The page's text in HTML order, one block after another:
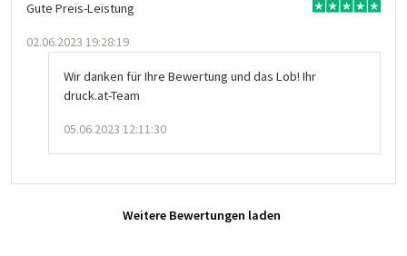
Gute Preis-Leistung
02.06.2023 19:28:19
Wir danken für Ihre Bewertung und das Lob! Ihr
druck.at-Team
05.06.2023 12:11:30
Weitere Bewertungen laden